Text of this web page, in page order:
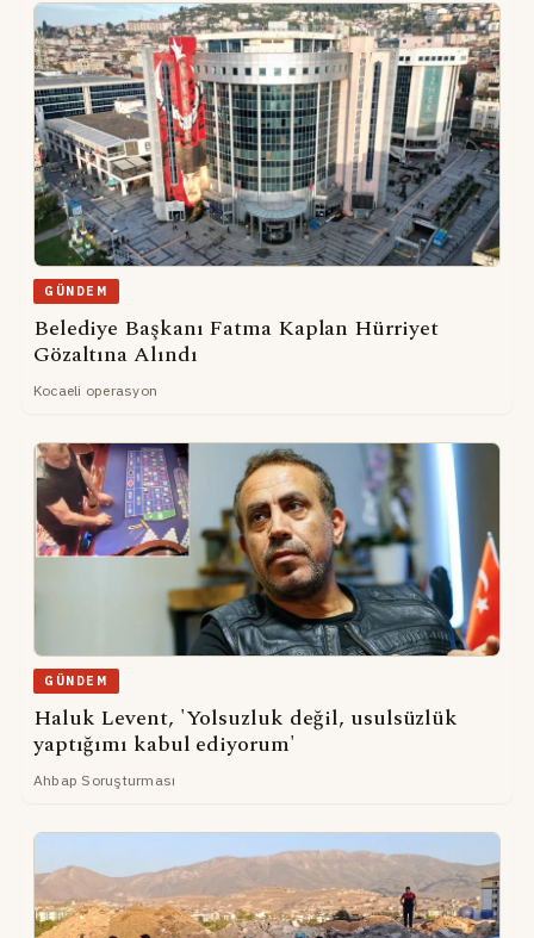
GÜNDEM
Belediye Başkanı Fatma Kaplan Hürriyet
Gözaltına Alındı
Kocaeli operasyon
GÜNDEM
Haluk Levent, 'Yolsuzluk değil, usulsüzlük
yaptığımı kabul ediyorum'
Ahbap Soruşturması